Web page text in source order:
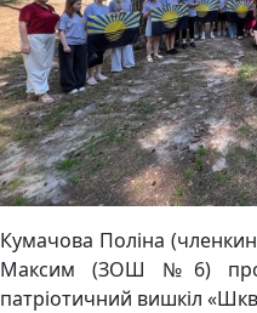
Кумачова Поліна
Максим (ЗОШ №6)
патріотичний вишкіл